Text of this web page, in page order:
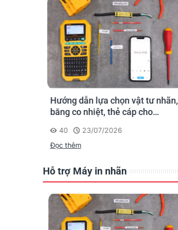
Hướng dẫn lựa chọn vật tư nhãn,
băng co nhiệt, thẻ cáp cho
40
23/07/2026
Đọc thêm
Hỗ trợ Máy in nhãn